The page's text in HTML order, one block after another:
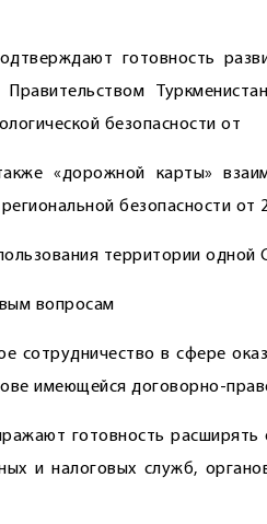
готовность
безопасности от
«дорожной карты»
безопаснос­ти от
территории
­вопросам
сот­рудничество в сфере
имеющейся договорно-
готовность
и налоговых служб,